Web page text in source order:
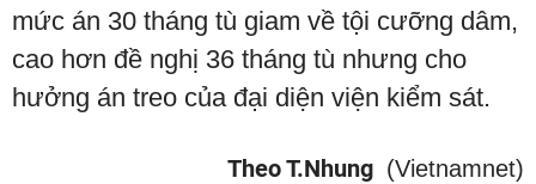
mức án 30 tháng tù giam về tội cưỡng dâm,
cao hơn đề nghị 36 tháng tù nhưng cho
hưởng án treo của đại diện viện kiểm sát.
Theo T.Nhung (Vietnamnet)